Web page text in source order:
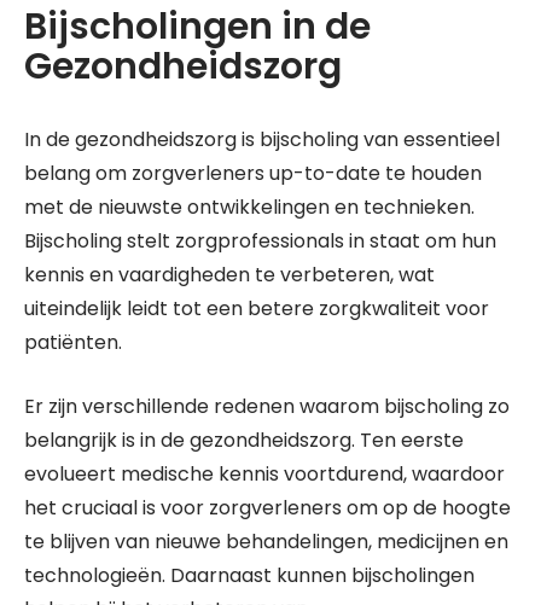
Bijscholingen in de
Gezondheidszorg
In de gezondheidszorg is bijscholing van essentieel
belang om zorgverleners up-to-date te houden
met de nieuwste ontwikkelingen en technieken.
Bijscholing stelt zorgprofessionals in staat om hun
kennis en vaardigheden te verbeteren, wat
uiteindelijk leidt tot een betere zorgkwaliteit voor
patiënten.
Er zijn verschillende redenen waarom bijscholing zo
belangrijk is in de gezondheidszorg. Ten eerste
evolueert medische kennis voortdurend, waardoor
het cruciaal is voor zorgverleners om op de hoogte
te blijven van nieuwe behandelingen, medicijnen en
technologieën. Daarnaast kunnen bijscholingen